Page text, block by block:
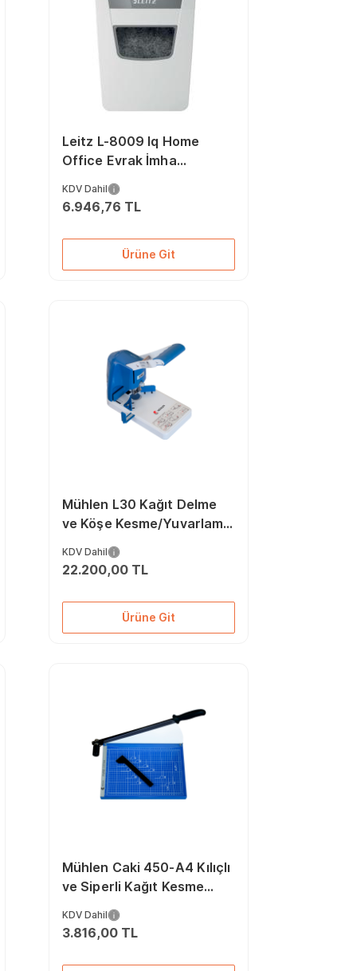
Leitz L-8009 Iq Home
Office Evrak İmha
Makinesii 80090000
KDV Dahil
6.946,76 TL
Ürüne Git
Mühlen L30 Kağıt Delme
ve Köşe Kesme/Yuvarlama
Makinesi
KDV Dahil
22.200,00 TL
Ürüne Git
Mühlen Caki 450-A4 Kılıçlı
ve Siperli Kağıt Kesme
Giyotin Makinesi Tam
Koruma
KDV Dahil
3.816,00 TL